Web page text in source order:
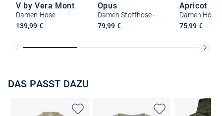
V by Vera Mont
Damen Hose
139,99 €
Opus
79,99 €
Apricot
Damen Hose
75,99 €
DAS PASST DAZU